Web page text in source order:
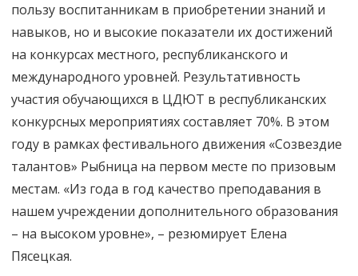
пользу воспитанникам в приобретении знаний и
навыков, но и высокие показатели их достижений
на конкурсах местного, республиканского и
международного уровней. Результативность
участия обучающихся в ЦДЮТ в республиканских
конкурсных мероприятиях составляет 70%. В этом
году в рамках фестивального движения «Созвездие
талантов» Рыбница на первом месте по призовым
местам. «Из года в год качество преподавания в
нашем учреждении дополнительного образования
– на высоком уровне», – резюмирует Елена
Пясецкая.